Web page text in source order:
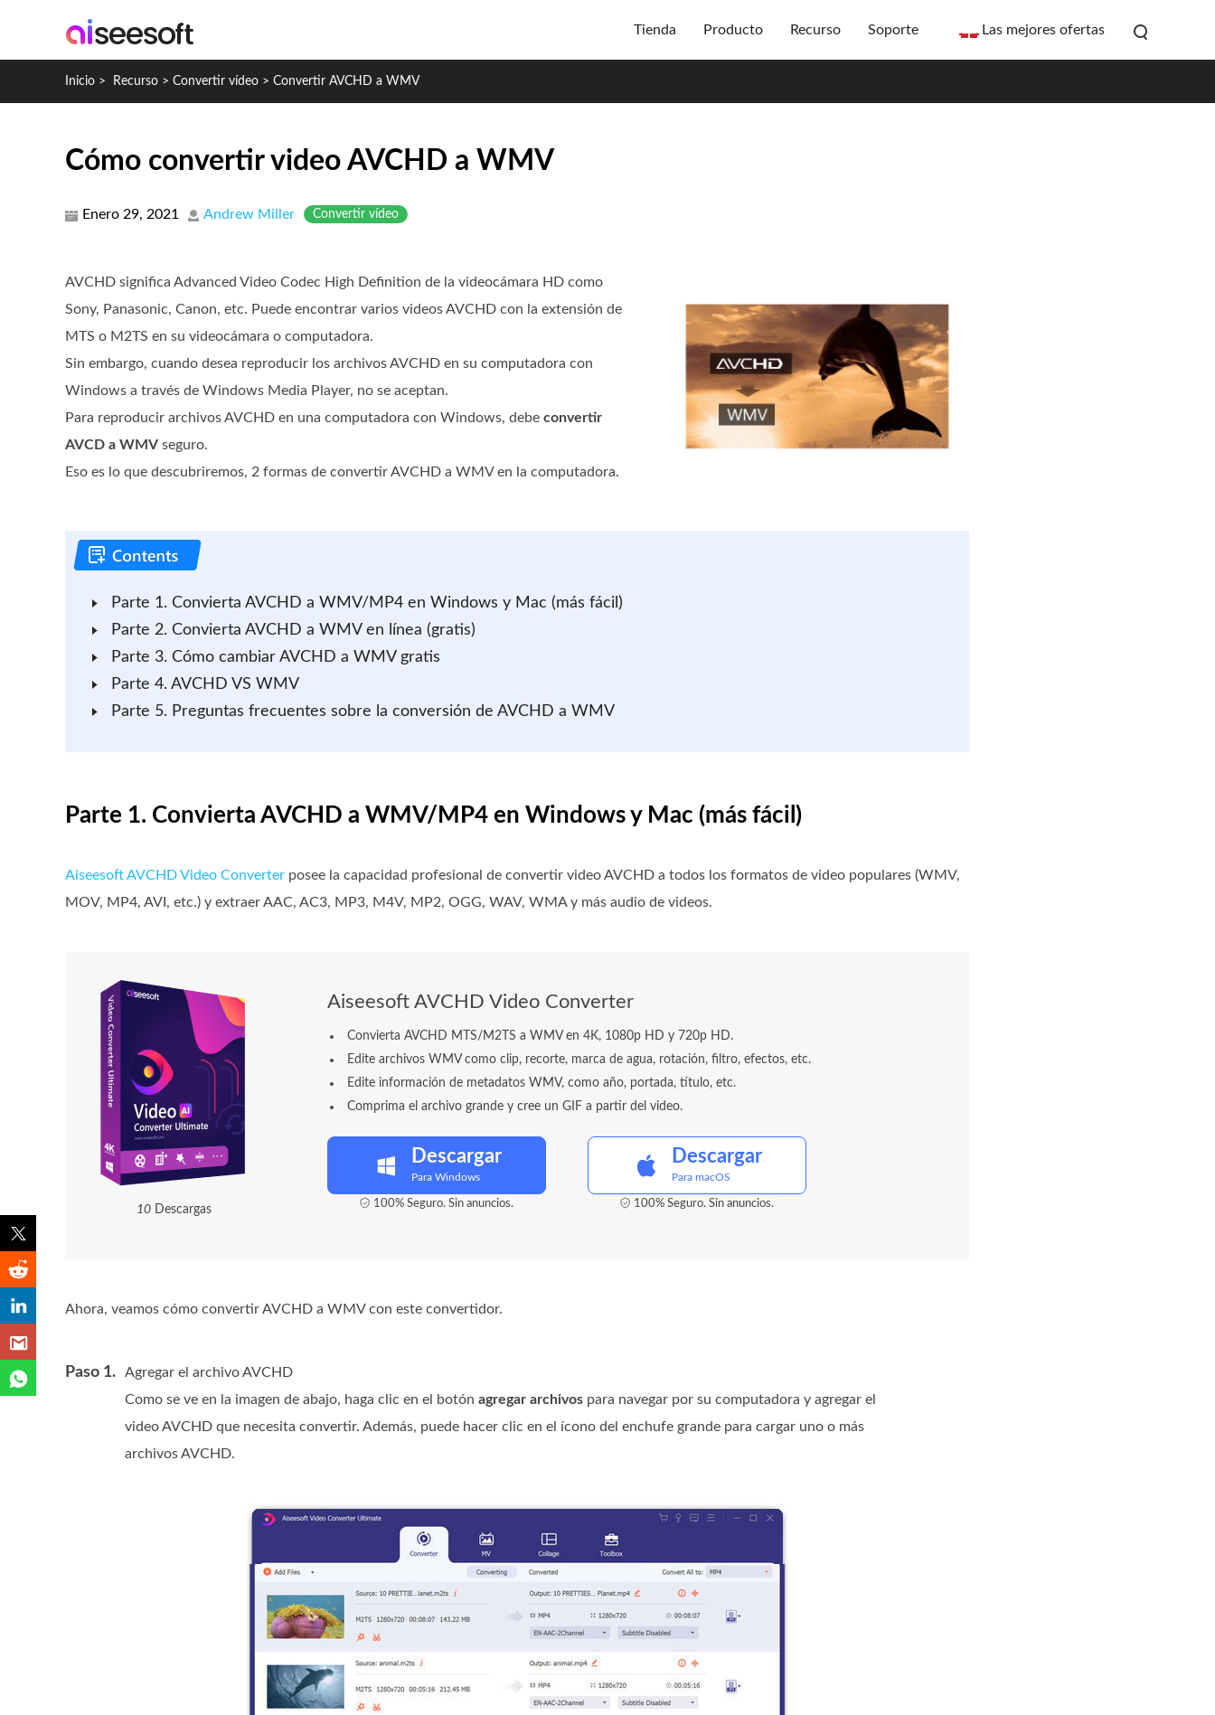
Tienda Producto Recurso Soporte Las mejores ofertas
Inicio > Recurso > Convertir vídeo > Convertir AVCHD a WMV
Cómo convertir video AVCHD a WMV
Enero 29, 2021 Andrew Miller Convertir vídeo
AVCHD significa Advanced Video Codec High Definition de la videocámara HD como
Sony, Panasonic, Canon, etc. Puede encontrar varios videos AVCHD con la extensión de
MTS o M2TS en su videocámara o computadora.
Sin embargo, cuando desea reproducir los archivos AVCHD en su computadora con
Windows a través de Windows Media Player, no se aceptan.
Para reproducir archivos AVCHD en una computadora con Windows, debe convertir
AVCD a WMV seguro.
Eso es lo que descubriremos, 2 formas de convertir AVCHD a WMV en la computadora.
Parte 1. Convierta AVCHD a WMV/MP4 en Windows y Mac (más fácil)
Parte 2. Convierta AVCHD a WMV en línea (gratis)
Parte 3. Cómo cambiar AVCHD a WMV gratis
Parte 4. AVCHD VS WMV
Parte 5. Preguntas frecuentes sobre la conversión de AVCHD a WMV
Parte 1. Convierta AVCHD a WMV/MP4 en Windows y Mac (más fácil)
Aiseesoft AVCHD Video Converter posee la capacidad profesional de convertir video AVCHD a todos los formatos de video populares (WMV,
MOV, MP4, AVI, etc.) y extraer AAC, AC3, MP3, M4V, MP2, OGG, WAV, WMA y más audio de videos.
10Descargas
Aiseesoft AVCHD Video Converter
Convierta AVCHD MTS/M2TS a WMV en 4K, 1080p HD y 720p HD.
Edite archivos WMV como clip, recorte, marca de agua, rotación, filtro, efectos, etc.
Edite información de metadatos WMV, como año, portada, título, etc.
Comprima el archivo grande y cree un GIF a partir del video.
Descargar
Para Windows
100% Seguro. Sin anuncios.
Descargar
Para macOS
100% Seguro. Sin anuncios.
Ahora, veamos cómo convertir AVCHD a WMV con este convertidor.
Paso 1.
Agregar el archivo AVCHD
Como se ve en la imagen de abajo, haga clic en el botón agregar archivos para navegar por su computadora y agregar el
video AVCHD que necesita convertir. Además, puede hacer clic en el ícono del enchufe grande para cargar uno o más
archivos AVCHD.